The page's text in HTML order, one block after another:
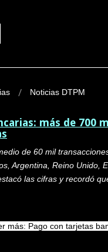
Noticias DTPM
más de 700
de 60 mil
Argentina, Reino Unido,
las cifras y recordó
más: Pago con tarjetas